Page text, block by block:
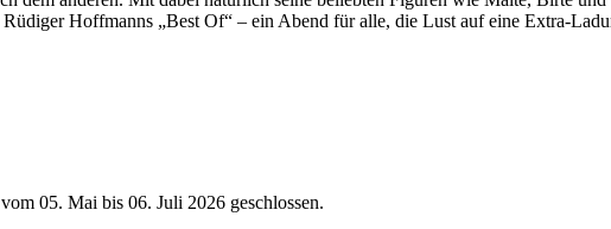
Hoffmanns „Best Of“ – ein Abend für alle, die Lust auf eine Extra-
05. Mai bis 06. Juli 2026 geschlossen.